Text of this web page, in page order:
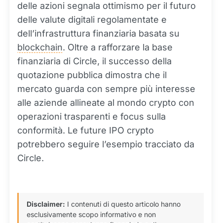
delle azioni segnala ottimismo per il futuro
delle valute digitali regolamentate e
dell’infrastruttura finanziaria basata su
blockchain. Oltre a rafforzare la base
finanziaria di Circle, il successo della
quotazione pubblica dimostra che il
mercato guarda con sempre più interesse
alle aziende allineate al mondo crypto con
operazioni trasparenti e focus sulla
conformità. Le future IPO crypto
potrebbero seguire l’esempio tracciato da
Circle.
Disclaimer: I contenuti di questo articolo hanno
esclusivamente scopo informativo e non